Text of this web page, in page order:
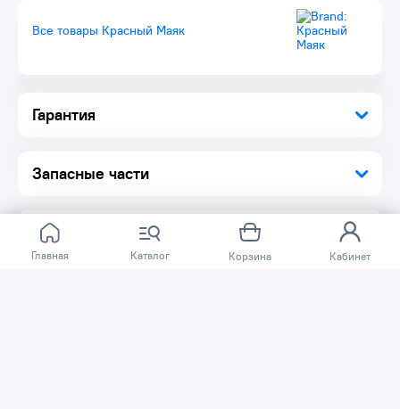
Главная Каталог Корзина Кабинет
Гарантия
Запасные части
Все товары Красный Маяк